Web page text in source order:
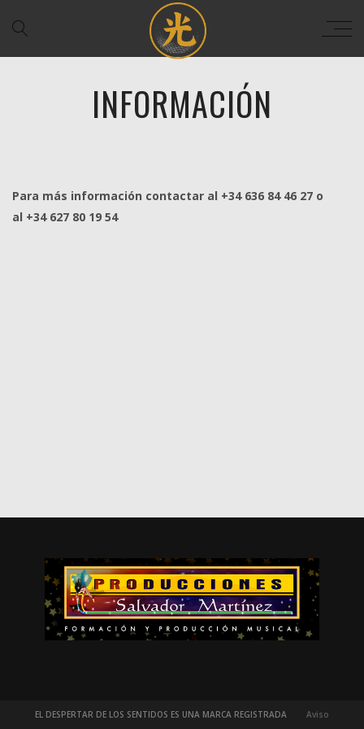
INFORMACIÓN
Para más información contactar al +34 636 84 46 27 o
al +34 627 80 19 54
EL DESPERTAR DE LOS SENTIDOS ES UNA MARCA REGISTRADA Aviso